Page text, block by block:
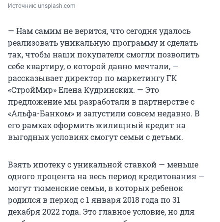
Источник: unsplash.com
— Нам самим не верится, что сегодня удалось
реализовать уникальную программу и сделать
так, чтобы наши покупатели смогли позволить
себе квартиру, о которой давно мечтали, —
рассказывает директор по маркетингу ГК
«СтройМир» Елена Кудринских. — Это
предложение мы разработали в партнерстве с
«Альфа-Банком» и запустили совсем недавно. В
его рамках оформить жилищный кредит на
выгодных условиях смогут семьи с детьми.
Взять ипотеку с уникальной ставкой — меньше
одного процента на весь период кредитования —
могут тюменские семьи, в которых ребенок
родился в период с 1 января 2018 года по 31
декабря 2022 года. Это главное условие, но для